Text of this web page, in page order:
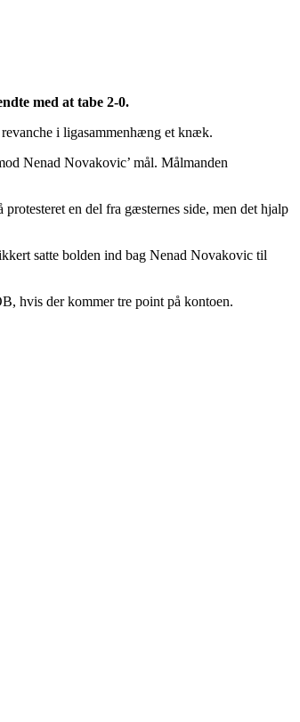
med at tabe 2-0.
i ligasammenhæng et knæk.
Nenad Novakovic’ mål. Målmanden
en del fra gæsternes side, men det hjalp
satte bolden ind bag Nenad Novakovic til
hvis der kommer tre point på kontoen.